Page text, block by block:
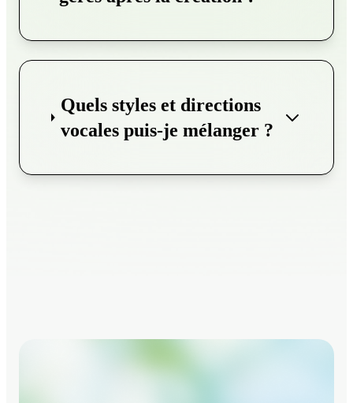
Quels styles et directions
vocales puis-je mélanger ?